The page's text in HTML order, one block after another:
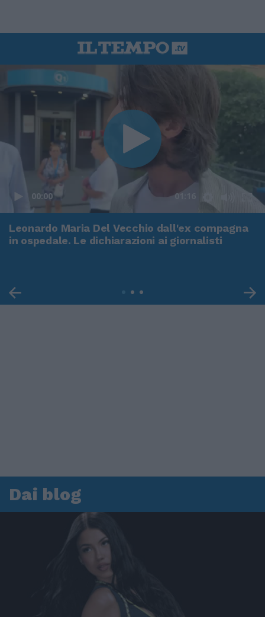
00:00 01:16
Leonardo Maria Del Vecchio dall'ex compagna
in ospedale. Le dichiarazioni ai giornalisti
Dai blog